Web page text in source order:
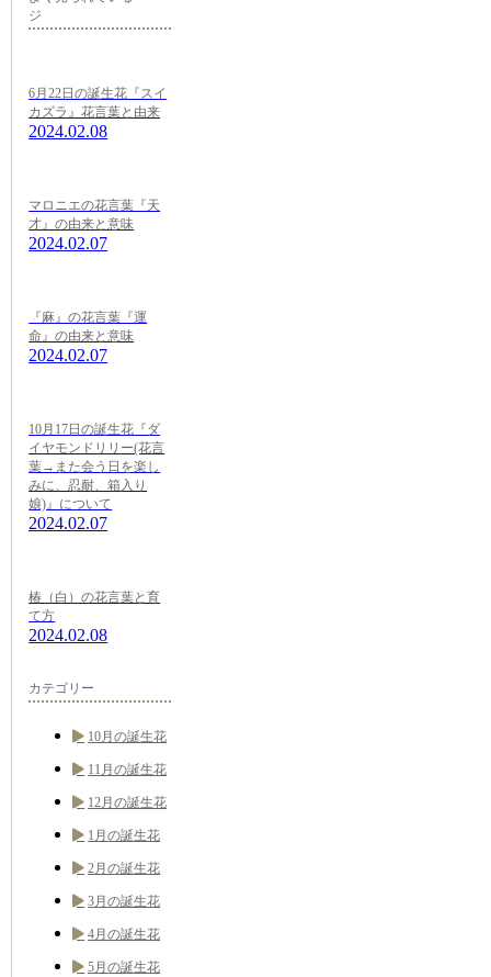
ジ
6月22日の誕生花『スイ
カズラ』花言葉と由来
2024.02.08
マロニエの花言葉『天
才』の由来と意味
2024.02.07
『麻』の花言葉『運
命』の由来と意味
2024.02.07
10月17日の誕生花『ダ
イヤモンドリリー(花言
葉→また会う日を楽し
みに、忍耐、箱入り
娘)』について
2024.02.07
椿（白）の花言葉と育
て方
2024.02.08
カテゴリー
10月の誕生花
11月の誕生花
12月の誕生花
1月の誕生花
2月の誕生花
3月の誕生花
4月の誕生花
5月の誕生花